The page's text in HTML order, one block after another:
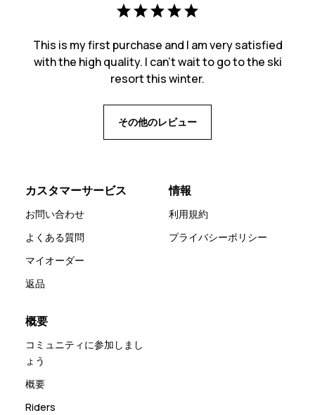
This is my first purchase and I am very satisfied
with the high quality. I can't wait to go to the ski
resort this winter.
その他のレビュー
カスタマーサービス
お問い合わせ
よくある質問
マイオーダー
返品
情報
利用規約
プライバシーポリシー
概要
コミュニティに参加しまし
ょう
概要
Riders